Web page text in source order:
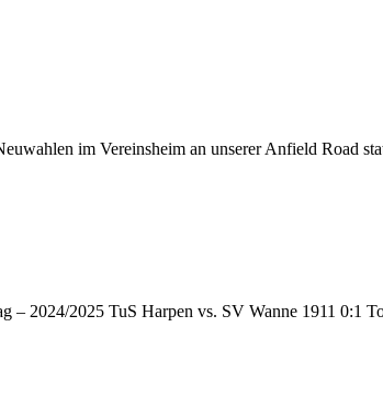
im Vereinsheim an unserer Anfield Road
2024/2025 TuS Harpen vs. SV Wanne 1911 0:1